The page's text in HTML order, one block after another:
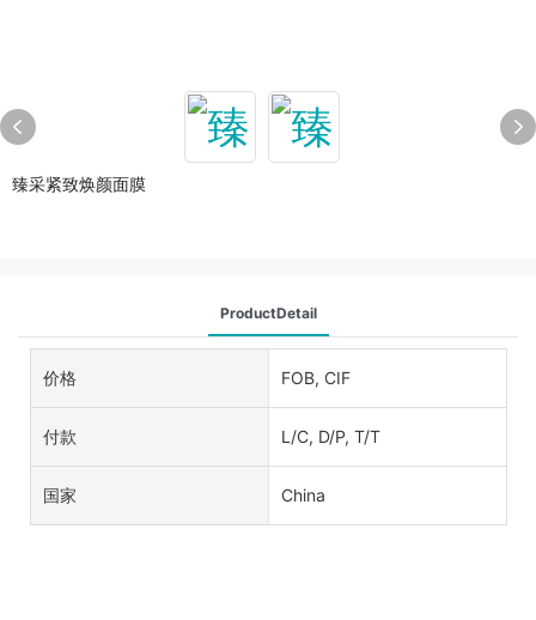
臻采紧致焕颜面膜
ProductDetail
价格 FOB, CIF
付款 L/C, D/P, T/T
国家 China